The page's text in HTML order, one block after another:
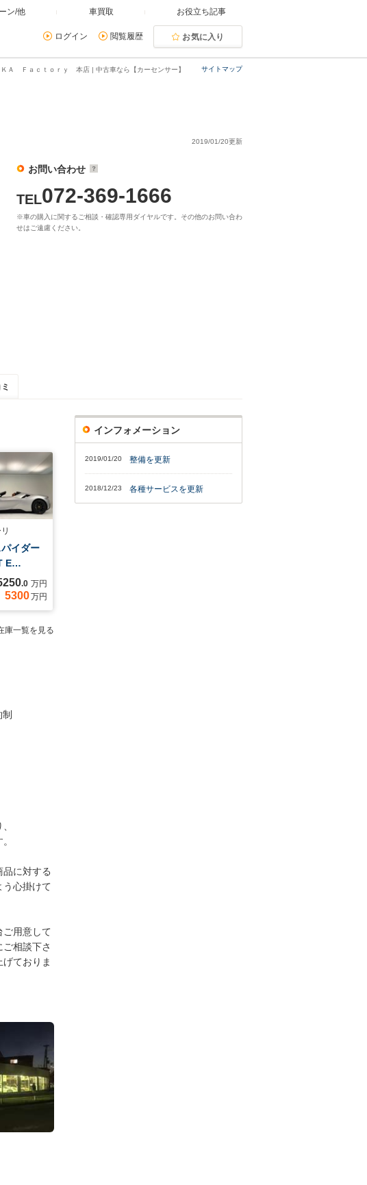
ン/他 車買取 お役立ち記事
ログイン 閲覧履歴 お気に入り
サイトマップ
Ａ Ｆａｃｔｏｒｙ 本店 | 中古車なら【カーセンサー】
2019/01/20更新
お問い合わせ
TEL072-369-1666
※車の購入に関するご相談・確認専用ダイヤルです。その他のお問い合わ
せはご遠慮ください。
イダー
E…
.0 万円
5300万円
庫一覧を見る
に対する
う心掛けて
ご用意して
相談下さ
ておりま
インフォメーション
2019/01/20 整備を更新
2018/12/23 各種サービスを更新